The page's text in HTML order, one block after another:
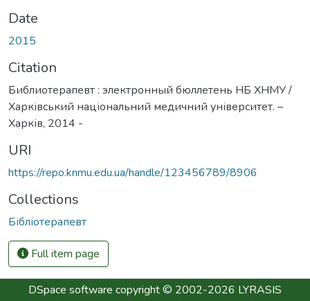
Date
2015
Citation
Библиотерапевт : электронный бюллетень НБ ХНМУ /
Харківський національний медичний університет. –
Харків, 2014 -
URI
https://repo.knmu.edu.ua/handle/123456789/8906
Collections
Бібліотерапевт
Full item page
DSpace software copyright © 2002-2026 LYRASIS